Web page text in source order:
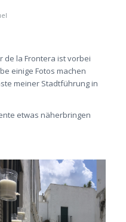
de la Frontera ist vorbei
einige Fotos machen
meiner Stadtführung in
etwas näherbringen